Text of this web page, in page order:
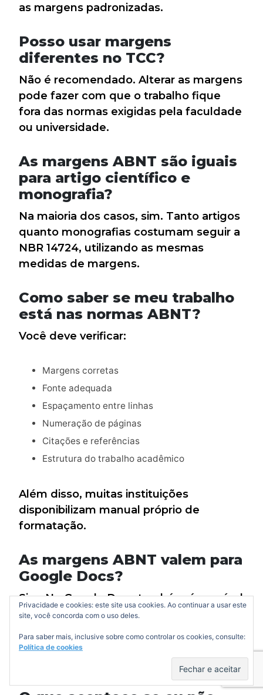
as margens padronizadas.
Posso usar margens
diferentes no TCC?
Não é recomendado. Alterar as margens
pode fazer com que o trabalho fique
fora das normas exigidas pela faculdade
ou universidade.
As margens ABNT são iguais
para artigo científico e
monografia?
Na maioria dos casos, sim. Tanto artigos
quanto monografias costumam seguir a
NBR 14724, utilizando as mesmas
medidas de margens.
Como saber se meu trabalho
está nas normas ABNT?
Você deve verificar:
Margens corretas
Fonte adequada
Espaçamento entre linhas
Numeração de páginas
Citações e referências
Estrutura do trabalho acadêmico
Além disso, muitas instituições
disponibilizam manual próprio de
formatação.
As margens ABNT valem para
Google Docs?
Sim. No Google Docs também é possível
configurar as margens conforme as
Arquivo → Configuração da página
Privacidade e cookies: este site usa cookies. Ao continuar a usar este
site, você concorda com o uso deles.
Para saber mais, inclusive sobre como controlar os cookies, consulte:
Política de cookies